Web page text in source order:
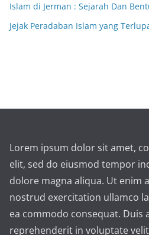
Islam di Jerman : Sejarah Dan
Jejak Peradaban Islam yang
Lorem ipsum dolor sit amet,
elit, sed do eiusmod tempor
dolore magna aliqua. Ut enim
nostrud exercitation ullamco
ea commodo consequat. Duis
reprehenderit in voluptate